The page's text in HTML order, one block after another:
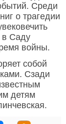
Среди
о трагедии
в Саду
войны.
собой
Сзади
детям